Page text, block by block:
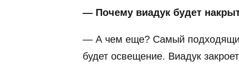
— Почему виадук будет
— А чем еще? Самый
будет освещение. Виадук